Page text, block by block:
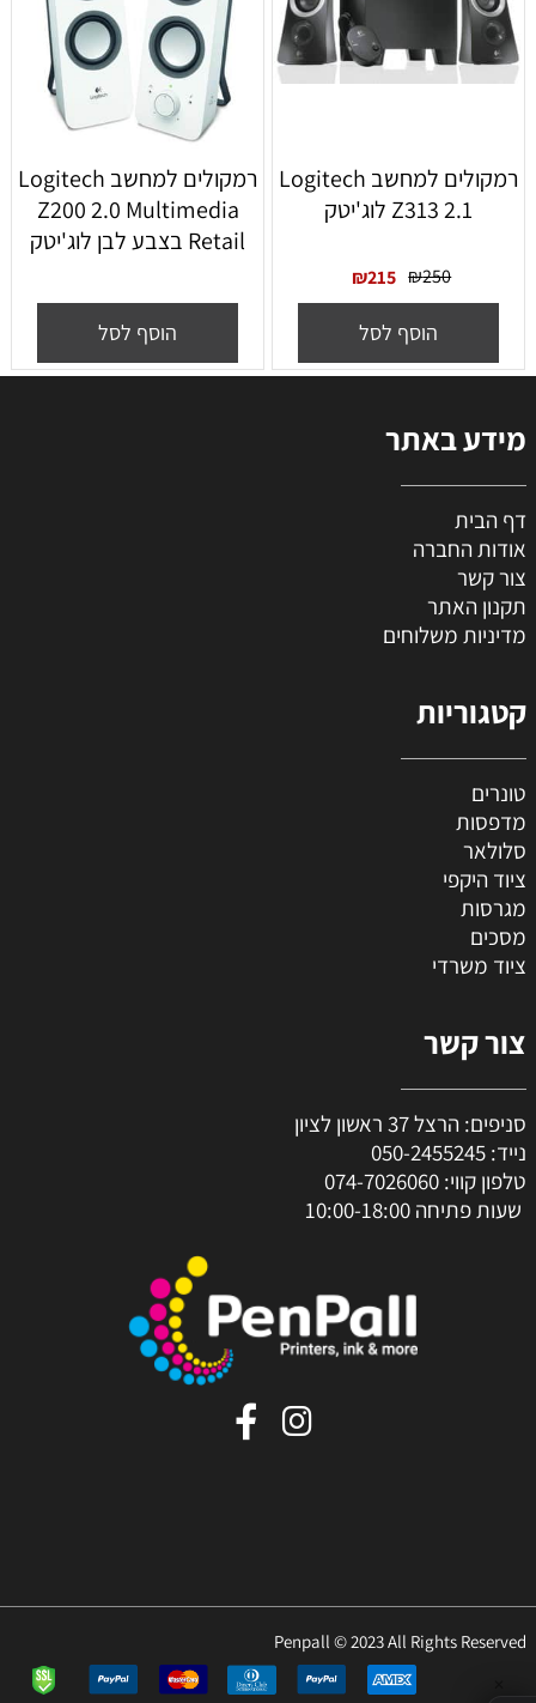
רמקולים למחשב Logitech
Z313 2.1 לוג'יטק
₪250
₪215
הוסף לסל
רמקולים למחשב Logitech
Z200 2.0 Multimedia
Retail בצבע לבן לוג'יטק
הוסף לסל
מידע באתר
דף הבית
אודות החברה
צור קשר
תקנון האתר
מדיניות משלוחים
קטגוריות
טונרים
מדפסות
סלולאר
ציוד היקפי
מגרסות
מסכים
ציוד משרדי
צור קשר
סניפים: הרצל 37 ראשון לציון
נייד: 050-2455245
טלפון קווי: 074-7026060
שעות פתיחה 10:00-18:00
Penpall © 2023 All Rights Reserved